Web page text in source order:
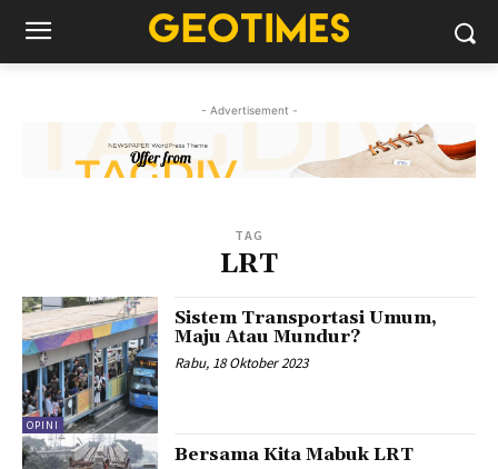
- Advertisement -
TAG
LRT
OPINI
Sistem Transportasi Umum,
Maju Atau Mundur?
Rabu, 18 Oktober 2023
Bersama Kita Mabuk LRT